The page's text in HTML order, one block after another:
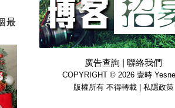
最
廣告查詢 | 聯絡我們
COPYRIGHT © 2026 壹時
版權所有 不得轉載 | 私隱政策